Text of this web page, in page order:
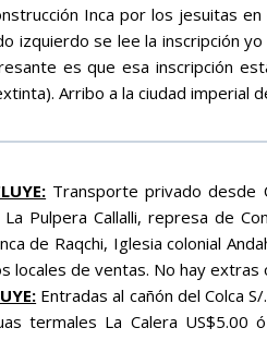
Inca por los jesuitas
izquierdo se lee la inscripción
es que esa inscripción
Arribo a la ciudad imperial
Transporte privado desde
Pulpera Callalli, represa de
de Raqchi, Iglesia colonial
locales de ventas. No hay
Entradas al cañón del Colca
termales La Calera